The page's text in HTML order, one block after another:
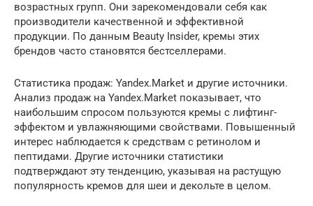
возрастных групп. Они зарекомендовали себя как
производители качественной и эффективной
продукции. По данным Beauty Insider, кремы этих
брендов часто становятся бестселлерами.
Статистика продаж: Yandex.Market и другие источники.
Анализ продаж на Yandex.Market показывает, что
наибольшим спросом пользуются кремы с лифтинг-
эффектом и увлажняющими свойствами. Повышенный
интерес наблюдается к средствам с ретинолом и
пептидами. Другие источники статистики
подтверждают эту тенденцию, указывая на растущую
популярность кремов для шеи и декольте в целом.